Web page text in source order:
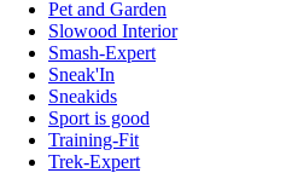
Pet and Garden
Slowood Interior
Smash-Expert
Sneak'In
Sneakids
Sport is good
Training-Fit
Trek-Expert